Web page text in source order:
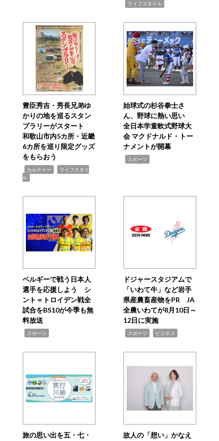
ライフスタイル
豊臣秀吉・秀長兄弟ゆ
かりの地を巡るスタン
プラリーがスタート
和歌山市内5カ所・近畿
6カ所を巡り限定グッズ
をもらおう
カルチャー
ライフスタイ
ル
始球式の杉谷拳士さ
ん、野球に熱い思い
全日本学童軟式野球大
会 マクドナルド・トー
ナメントが開幕
スポーツ
ベルギーで戦う日本人
選手を応援しよう シ
ント＝トロイデン戦全
試合をBS10が今季も無
料放送
スポーツ
ドジャースタジアムで
「いわて牛」など岩手
県産農畜産物をPR JA
全農いわてが8月10日～
12日に実施
スポーツ ビジネス
旅の思い出を五・七・ 故人の「想い」かなえ